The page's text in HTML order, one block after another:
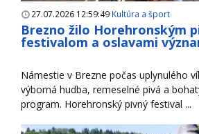
27.07.2026 12:59:49 Kultúra a šport
Brezno žilo Horehronským
festivalom a oslavami
Námestie v Brezne počas uplynulého
výborná hudba, remeselné pivá a
program. Horehronský pivný festival ...